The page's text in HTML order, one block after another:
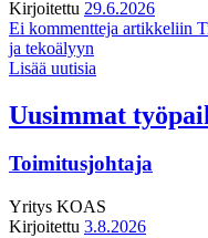
Kirjoitettu 29.6.2026
Ei kommentteja artikkeliin
ja tekoälyyn
Lisää uutisia
Uusimmat
Toimitusjohtaja
Yritys KOAS
Kirjoitettu 3.8.2026